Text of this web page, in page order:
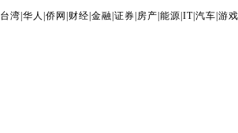
台湾 华人 侨网 财经 金融 证券 房产 能源 IT| 汽车 游戏